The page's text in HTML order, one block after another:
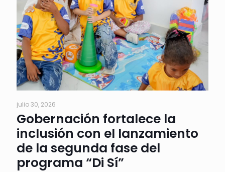
julio 30, 2026
Gobernación fortalece la
inclusión con el lanzamiento
de la segunda fase del
programa “Di Sí”